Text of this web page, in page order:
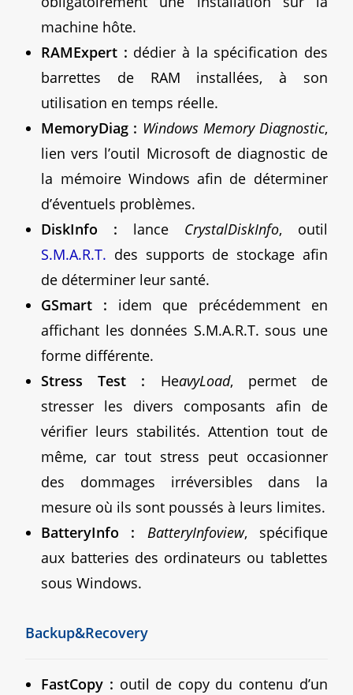
machine hôte.
RAMExpert : dédier à la spécification des
barrettes de RAM installées, à son
utilisation en temps réelle.
MemoryDiag : Windows Memory Diagnostic,
lien vers l’outil Microsoft de diagnostic de
la mémoire Windows afin de déterminer
d’éventuels problèmes.
DiskInfo :
lance CrystalDiskInfo, outil
S.M.A.R.T. des supports de stockage afin
de déterminer leur santé.
GSmart : idem que précédemment en
affichant les données S.M.A.R.T. sous une
forme différente.
Stress Test : HeavyLoad, permet de
stresser les divers composants afin de
vérifier leurs stabilités. Attention tout de
même, car tout stress peut occasionner
des dommages irréversibles dans la
mesure où ils sont poussés à leurs limites.
BatteryInfo :
BatteryInfoview, spécifique
aux batteries des ordinateurs ou tablettes
sous Windows.
Backup&Recovery
FastCopy : outil de copy du contenu d’un